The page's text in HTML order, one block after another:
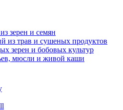
зерен и семян
из трав и сушеных продуктов
зерен и бобовых культур
мюсли и живой каши